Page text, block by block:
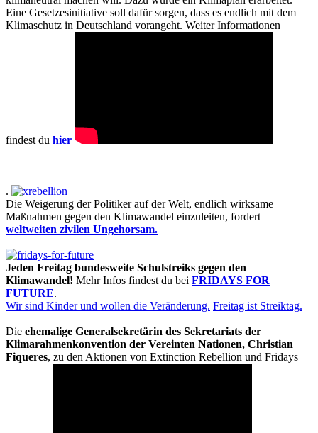
Eine Gesetzesinitiative soll dafür sorgen, dass es endlich mit dem
Klimaschutz in Deutschland vorangeht. Weiter Informationen
findest du hier
.
Die Weigerung der Politiker auf der Welt, endlich wirksame
Maßnahmen gegen den Klimawandel einzuleiten, fordert
weltweiten zivilen Ungehorsam.
Jeden Freitag bundesweite Schulstreiks gegen den
Klimawandel! Mehr Infos findest du bei FRIDAYS FOR
FUTURE.
Wir sind Kinder und wollen die Veränderung. Freitag ist Streiktag.
Die ehemalige Generalsekretärin des Sekretariats der
Klimarahmenkonvention der Vereinten Nationen, Christian
Fiqueres, zu den Aktionen von Extinction Rebellion und Fridays